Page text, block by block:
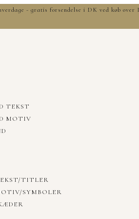
- gratis forsendelse i DK ved køb
TEKST
MOTIV
TITLER
SYMBOLER